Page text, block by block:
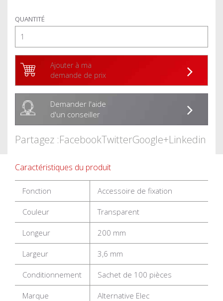
QUANTITÉ
Ajouter à ma
demande de prix
Demander l'aide
d'un conseiller
Partagez :FacebookTwitterGoogle+Linkedin
Caractéristiques du produit
Fonction Accessoire de fixation
Couleur Transparent
Longeur 200 mm
Largeur 3,6 mm
Conditionnement Sachet de 100 pièces
Marque Alternative Elec